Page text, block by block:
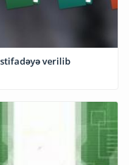
verilib